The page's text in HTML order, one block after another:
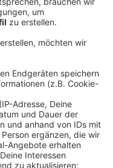
zumindest bei der
Was ausfällt
das nervt
auch wenn
In den
Kürten bis nach
wieder die
anders aus.
Rheinisch-